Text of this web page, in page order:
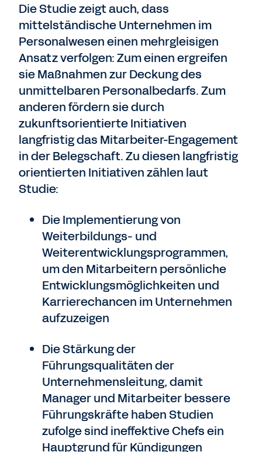
Die Studie zeigt auch, dass
mittelständische Unternehmen im
Personalwesen einen mehrgleisigen
Ansatz verfolgen: Zum einen ergreifen
sie Maßnahmen zur Deckung des
unmittelbaren Personalbedarfs. Zum
anderen fördern sie durch
zukunftsorientierte Initiativen
langfristig das Mitarbeiter-Engagement
in der Belegschaft. Zu diesen langfristig
orientierten Initiativen zählen laut
Studie:
Die Implementierung von
Weiterbildungs- und
Weiterentwicklungsprogrammen,
um den Mitarbeitern persönliche
Entwicklungsmöglichkeiten und
Karrierechancen im Unternehmen
aufzuzeigen
Die Stärkung der
Führungsqualitäten der
Unternehmensleitung, damit
Manager und Mitarbeiter bessere
Führungskräfte haben Studien
zufolge sind ineffektive Chefs ein
Hauptgrund für Kündigungen